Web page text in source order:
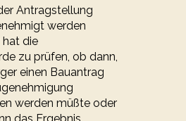
An­trag­stel­lung
werden
hat die
zu prüfen, ob dann,
einen Bauantrag
werden müß­te oder